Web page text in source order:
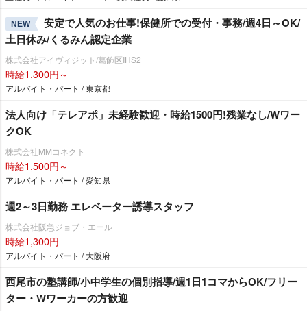
NEW
安定で人気のお仕事!保健所での受付・事務/週4日～OK/
土日休み/くるみん認定企業
株式会社アイヴィジット/葛飾区IHS2
時給1,300円～
アルバイト・パート / 東京都
法人向け「テレアポ」未経験歓迎・時給1500円!残業なし/Wワー
クOK
株式会社MMコネクト
時給1,500円～
アルバイト・パート / 愛知県
週2～3日勤務 エレベーター誘導スタッフ
株式会社阪急ジョブ・エール
時給1,300円
アルバイト・パート / 大阪府
西尾市の塾講師/小中学生の個別指導/週1日1コマからOK/フリー
ター・Wワーカーの方歓迎